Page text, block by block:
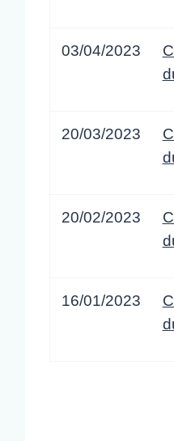
03/04/2023
20/03/2023
20/02/2023
16/01/2023